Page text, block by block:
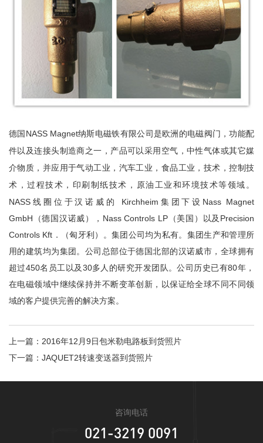
德国 NASS Magnet纳斯电磁铁有限公司是欧洲 的电磁阀门，功能配
件以及连接头制造商之一，产品可以采用空气，中性气体或其它媒
介物质，并应用于气动工业，汽车工业，食品工业，技术，控制技
术，过程技术，印刷制纸技术，原油工业和环境技术等领域。
NASS线圈位于汉诺威的 Kirchheim集团下设Nass Magnet
GmbH（德国汉诺威），Nass Controls LP（美国）以及Precision
Controls Kft．（匈牙利）。集团公司均为私有。集团生产和管理所
用的建筑均为集团。公司总部位于德国北部的汉诺威市，全球拥有
超过450名员工以及30多人的研究开发团队。公司历史已有80年，
在电磁领域中继续保持并不断变革创新，以保证给全球不同不同领
域的客户提供完善的解决方案。
上一篇： 2016年12月9日包米勒电路板到货照片
下一篇： JAQUET2转速变送器到货照片
咨询电话
021-3219 0091
立即提交